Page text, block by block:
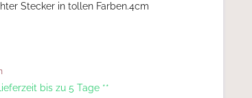
Stecker in tollen Farben.4cm
bis zu 5 Tage **